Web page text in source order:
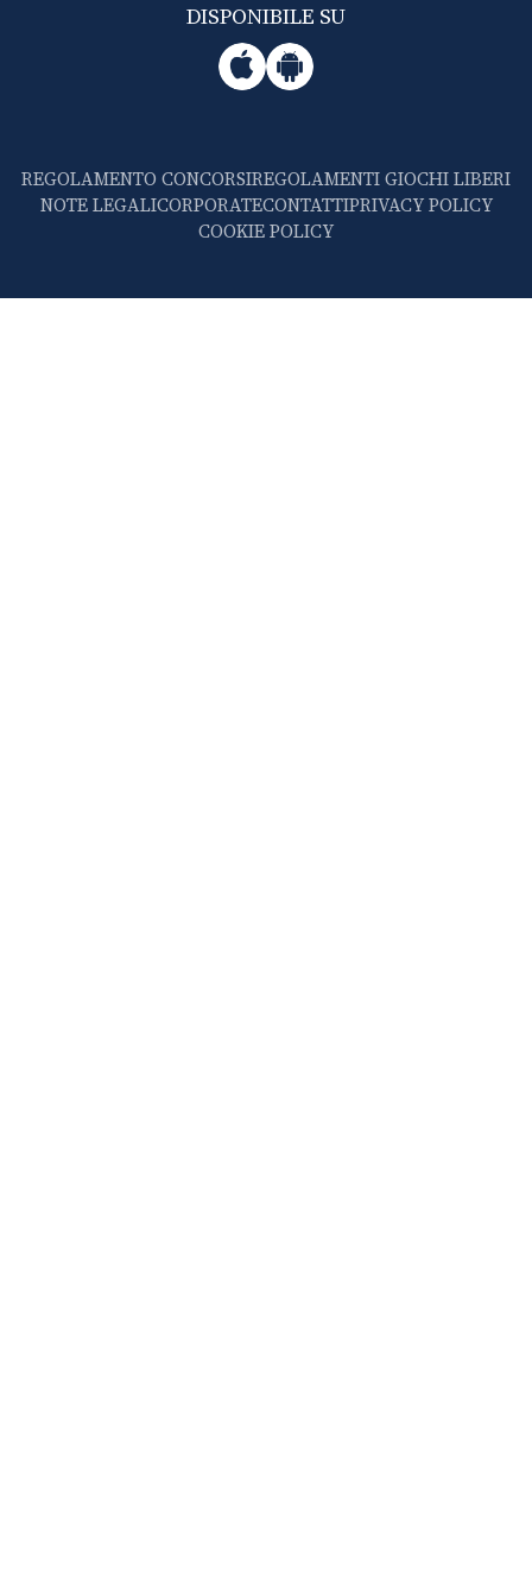
DISPONIBILE SU
REGOLAMENTO CONCORSIREGOLAMENTI GIOCHI LIBERI
NOTE LEGALICORPORATECONTATTIPRIVACY POLICY
COOKIE POLICY